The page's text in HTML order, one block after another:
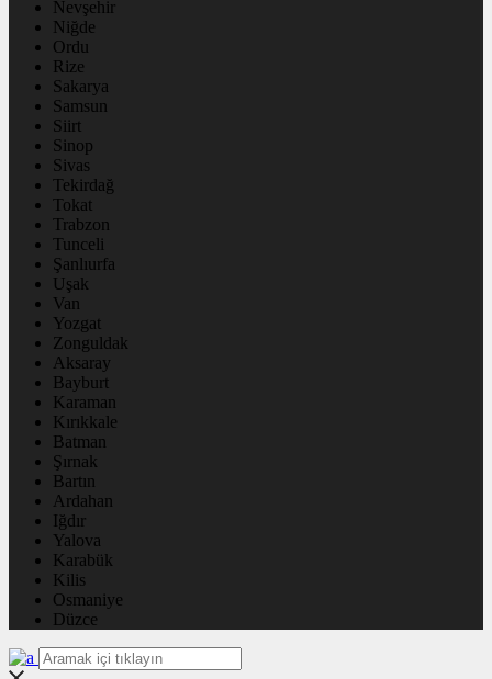
Nevşehir
Niğde
Ordu
Rize
Sakarya
Samsun
Siirt
Sinop
Sivas
Tekirdağ
Tokat
Trabzon
Tunceli
Şanlıurfa
Uşak
Van
Yozgat
Zonguldak
Aksaray
Bayburt
Karaman
Kırıkkale
Batman
Şırnak
Bartın
Ardahan
Iğdır
Yalova
Karabük
Kilis
Osmaniye
Düzce